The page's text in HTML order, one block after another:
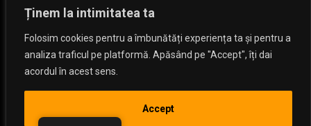
Ținem la intimitatea ta
Folosim cookies pentru a îmbunătăți experiența ta și pentru a
analiza traficul pe platformă. Apăsând pe "Accept", îți dai
acordul în acest sens.
Accept